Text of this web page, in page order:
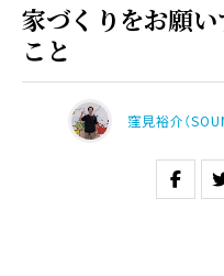
家づくりをお願
こと
窪見裕介（